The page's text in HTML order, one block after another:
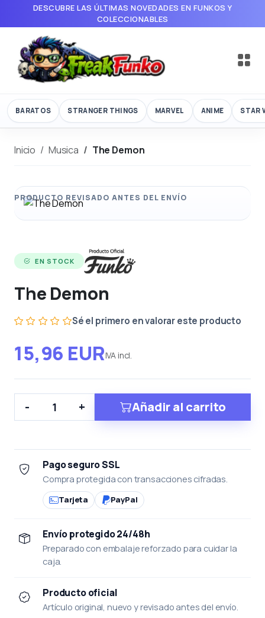
DESCUBRE LAS ÚLTIMAS NOVEDADES EN FUNKOS Y
COLECCIONABLES
BARATOS STRANGER THINGS MARVEL ANIME STAR
Inicio Musica The Demon
EN STOCK
The Demon
Sé el primero en valorar este producto
15,96 EURIVA incl.
- + Añadir al carrito
Pago seguro SSL
Compra protegida con transacciones cifradas.
Tarjeta PayPal
Envío protegido 24/48h
Preparado con embalaje reforzado para cuidar la
caja.
Producto oficial
Artículo original, nuevo y revisado antes del envío.